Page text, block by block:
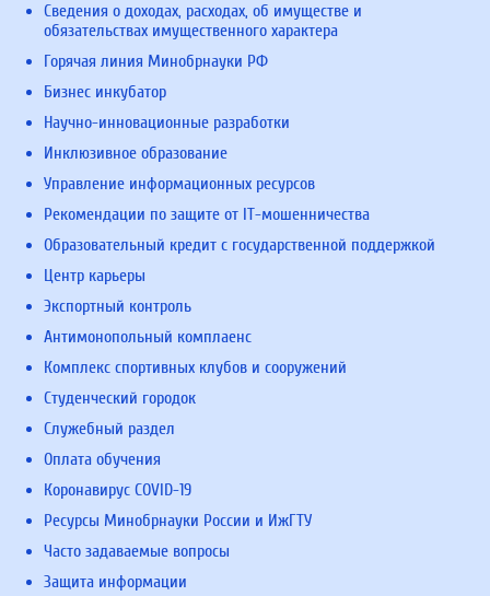
Сведения о доходах, расходах, об имуществе и
обязательствах имущественного характера
Горячая линия Минобрнауки РФ
Бизнес инкубатор
Научно-инновационные разработки
Инклюзивное образование
Управление информационных ресурсов
Рекомендации по защите от IT-мошенничества
Образовательный кредит с государственной поддержкой
Центр карьеры
Экспортный контроль
Антимонопольный комплаенс
Комплекс спортивных клубов и сооружений
Студенческий городок
Служебный раздел
Оплата обучения
Коронавирус COVID-19
Ресурсы Минобрнауки России и ИжГТУ
Часто задаваемые вопросы
Защита информации